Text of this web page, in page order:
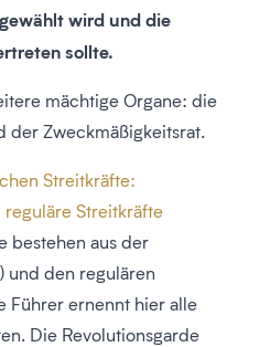
wird und die
sollte.
mächtige Organe: die
der Zweckmäßigkeitsrat.
Streitkräfte:
Streitkräfte
bestehen aus der
und den regulären
Führer ernennt hier alle
Die Revolutionsgarde